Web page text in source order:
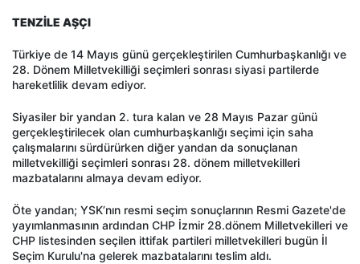
TENZİLE AŞÇI
Türkiye de 14 Mayıs günü gerçekleştirilen Cumhurbaşkanlığı ve
28. Dönem Milletvekilliği seçimleri sonrası siyasi partilerde
hareketlilik devam ediyor.
Siyasiler bir yandan 2. tura kalan ve 28 Mayıs Pazar günü
gerçekleştirilecek olan cumhurbaşkanlığı seçimi için saha
çalışmalarını sürdürürken diğer yandan da sonuçlanan
milletvekilliği seçimleri sonrası 28. dönem milletvekilleri
mazbatalarını almaya devam ediyor.
Öte yandan; YSK’nın resmi seçim sonuçlarının Resmi Gazete'de
yayımlanmasının ardından CHP İzmir 28.dönem Milletvekilleri ve
CHP listesinden seçilen ittifak partileri milletvekilleri bugün İl
Seçim Kurulu'na gelerek mazbatalarını teslim aldı.